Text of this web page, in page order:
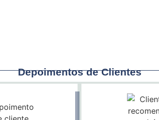
Depoimentos de Clientes